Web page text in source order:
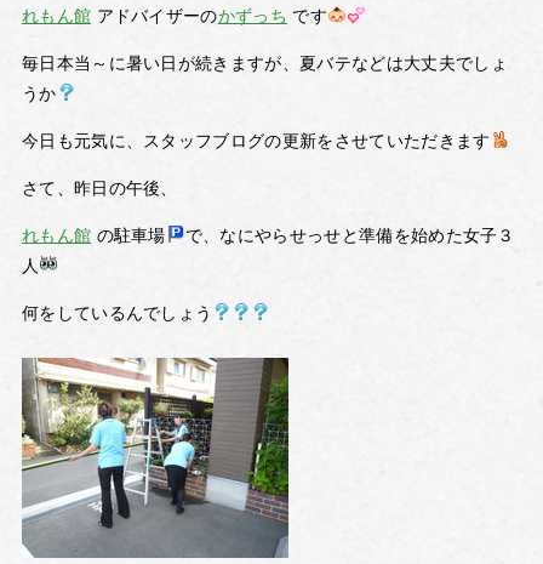
れもん館 アドバイザーのかずっち です
毎日本当～に暑い日が続きますが、夏バテなどは大丈夫でしょ
うか
今日も元気に、スタッフブログの更新をさせていただきます
さて、昨日の午後、
れもん館 の駐車場
で、なにやらせっせと準備を始めた女子３
人
何をしているんでしょう